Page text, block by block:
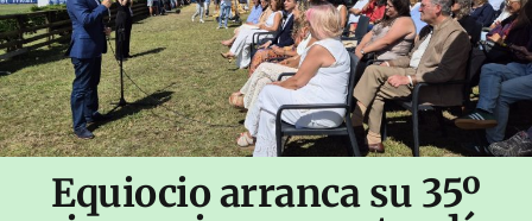
Equiocio arranca su 35º